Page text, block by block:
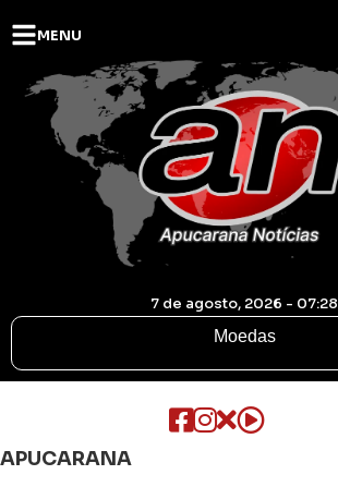
MENU
7 de agosto, 2026 - 07:28
Moedas
APUCARANA